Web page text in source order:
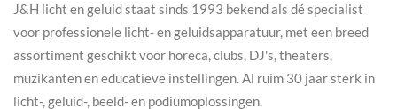
J&H licht en geluid staat sinds 1993 bekend als dé specialist
voor professionele licht- en geluidsapparatuur, met een breed
assortiment geschikt voor horeca, clubs, DJ's, theaters,
muzikanten en educatieve instellingen. Al ruim 30 jaar sterk in
licht-, geluid-, beeld- en podiumoplossingen.